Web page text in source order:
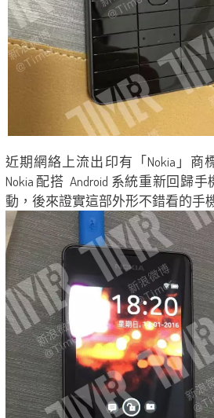
近期網絡上流出印有「Nokia」商
Nokia 配搭 Android 系統重新回歸
動，後來證實這部外形不錯看的手